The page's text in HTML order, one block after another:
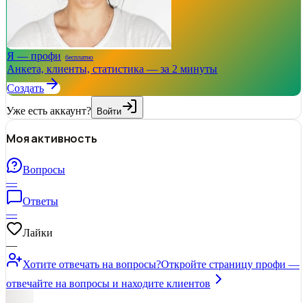
Я — профи бесплатно
Анкета, клиенты, статистика — за 2 минуты
Создать
Уже есть аккаунт? Войти
Моя активность
Вопросы
—
Ответы
—
Лайки
—
Хотите отвечать на вопросы?Откройте страницу профи —
отвечайте на вопросы и находите клиентов